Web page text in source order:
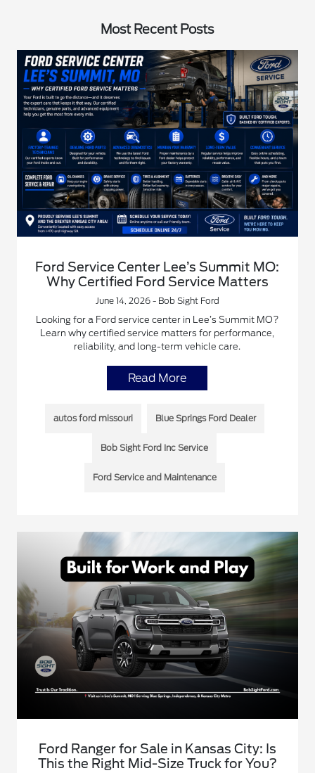
Most Recent Posts
Ford Service Center Lee’s Summit MO:
Why Certified Ford Service Matters
June 14, 2026 - Bob Sight Ford
Looking for a Ford service center in Lee’s Summit MO?
Learn why certified service matters for performance,
reliability, and long-term vehicle care.
Read More
autos ford missouri Blue Springs Ford Dealer
Bob Sight Ford Inc Service
Ford Service and Maintenance
Ford Ranger for Sale in Kansas City: Is
This the Right Mid-Size Truck for You?